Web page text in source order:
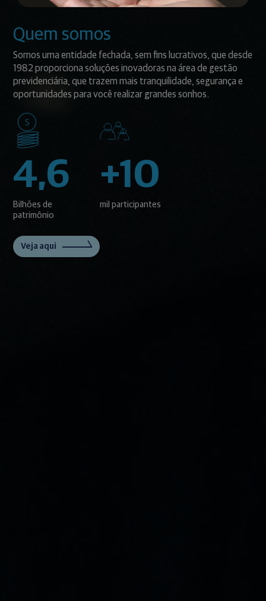
Quem somos
Somos uma entidade fechada, sem fins lucrativos, que desde
1982 proporciona soluções inovadoras na área de gestão
previdenciária, que trazem mais tranquilidade, segurança e
oportunidades para você realizar grandes sonhos.
4,6
Bilhões de
patrimônio
+10
mil participantes
Veja aqui